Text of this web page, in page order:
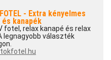
- Extra kényelmes
kanapék
fotel, relax kanapé és relax
legnagyobb választék